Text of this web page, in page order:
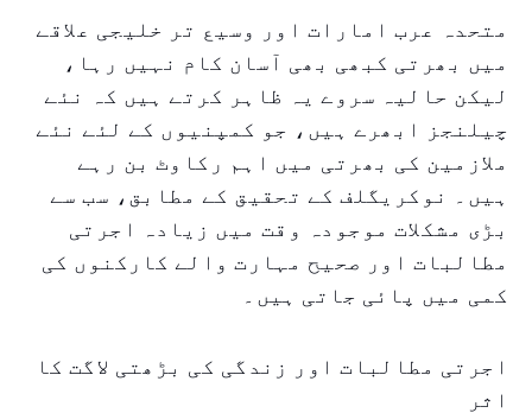
متحدہ عرب امارات اور وسیع تر خلیجی علاقے
میں بھرتی کبھی بھی آسان کام نہیں رہا،
لیکن حالیہ سروے یہ ظاہر کرتے ہیں کہ نئے
چیلنجز ابھرے ہیں، جو کمپنیوں کے لئے نئے
ملازمین کی بھرتی میں اہم رکاوٹ بن رہے
ہیں۔ نوکریگلف کے تحقیق کے مطابق، سب سے
بڑی مشکلات موجودہ وقت میں زیادہ اجرتی
مطالبات اور صحیح مہارت والے کارکنوں کی
کمی میں پائی جاتی ہیں۔
اجرتی مطالبات اور زندگی کی بڑھتی لاگت کا
اثر